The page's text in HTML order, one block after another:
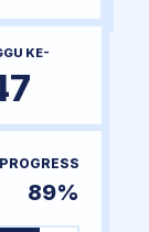
KE-
PROGRESS
89%